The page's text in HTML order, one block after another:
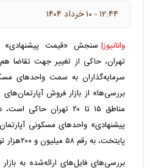
۱۲:۴۴ - ۱۰ خرداد ۱۴۰۴
وانانیوز| سنجش «قیمت پیشنهادی»
تهران، حاکی از تغییر جهت تقاضا
بررسی‌ها» از بازار فروش
مناطق ۱۵ تا ۲۰ تهران
پایتخت، به رقم ۵۸ میلیون و ۲۰۰هزار تومان در هر متربع رسیده است.
بررسی‌های فایل‌های ارائه‌شده به